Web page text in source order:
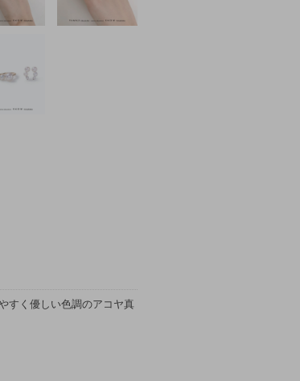
すく優しい色調のアコヤ真